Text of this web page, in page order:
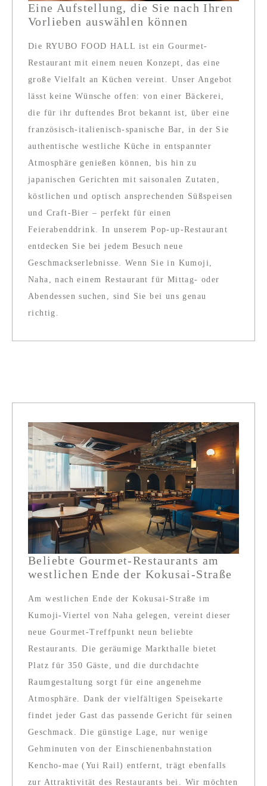
Eine Aufstellung, die Sie nach Ihren
Vorlieben auswählen können
Die RYUBO FOOD HALL ist ein Gourmet-
Restaurant mit einem neuen Konzept, das eine
große Vielfalt an Küchen vereint. Unser Angebot
lässt keine Wünsche offen: von einer Bäckerei,
die für ihr duftendes Brot bekannt ist, über eine
französisch-italienisch-spanische Bar, in der Sie
authentische westliche Küche in entspannter
Atmosphäre genießen können, bis hin zu
japanischen Gerichten mit saisonalen Zutaten,
köstlichen und optisch ansprechenden Süßspeisen
und Craft-Bier – perfekt für einen
Feierabenddrink. In unserem Pop-up-Restaurant
entdecken Sie bei jedem Besuch neue
Geschmackserlebnisse. Wenn Sie in Kumoji,
Naha, nach einem Restaurant für Mittag- oder
Abendessen suchen, sind Sie bei uns genau
richtig.
Beliebte Gourmet-Restaurants am
westlichen Ende der Kokusai-Straße
Am westlichen Ende der Kokusai-Straße im
Kumoji-Viertel von Naha gelegen, vereint dieser
neue Gourmet-Treffpunkt neun beliebte
Restaurants. Die geräumige Markthalle bietet
Platz für 350 Gäste, und die durchdachte
Raumgestaltung sorgt für eine angenehme
Atmosphäre. Dank der vielfältigen Speisekarte
findet jeder Gast das passende Gericht für seinen
Geschmack. Die günstige Lage, nur wenige
Gehminuten von der Einschienenbahnstation
Kencho-mae (Yui Rail) entfernt, trägt ebenfalls
zur Attraktivität des Restaurants bei. Wir möchten